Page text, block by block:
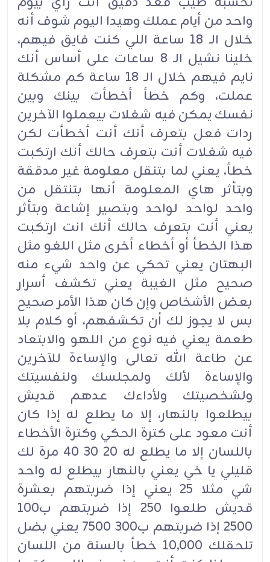
واحد من أيام عملك وهيدا اليوم شوف أنه
خلال الـ 18 ساعة اللي كنت فايق فيهم،
خلينا نشيل الـ 8 ساعات على أساس أنك
نايم فيهم خلال الـ 18 ساعة كم مشكلة
عملت، وكم خطأ أخطأت بينك وبين
نفسك يمكن فيه شغلات بيعملوا الآخرين
ردات فعل بتعرف أنك أنت أخطأت لكن
فيه شغلات أنت بتعرف حالك أنك ارتكبت
خطأ، يعني لما بتنقل معلومة غير مدققة
وبتأثر هاي المعلومة أنها بتنتقل من
واحد لواحد لواحد وبتصير إشاعة وبتأثر
يعني أنت بتعرف حالك أنك انت ارتكبت
هذا الخطأ أو أخطاء أخرى مثل اللغو مثل
البهتان يعني تحكي عن واحد شيء منه
صحيح مثل الغيبة يعني تكشف أسرار
بعض الأشخاص وإن كان هذا الأمر صحيح
بس لا يجوز لك أن تكشفهم، أو كلام بلا
طعمة يعني فيه نوع من اللهو والابتعاد
عن طاعة الله تعالى والإساءة للآخرين
والإساءة لألك ولمجلسك ولنفسيتك
ولشخصيتك ولأداءك عدهم قديش
بيطلعوا بالنهار، إلا ما يطلع له إذا كان
أنت معود على كترة الحكي وكترة الأخطاء
باللسان إلا ما يطلع له 20 30 40 مرة لك
قليلي يا خي يعني بالنهار بيطلع له واحد
شي مثلا 25 يعني إذا ضربتهم بعشرة
قديش طلعوا 250 إذا ضربتهم ب100
2500 إذا ضربتهم ب300 7500 يعني بضل
تلحقلك 10,000 خطأ بالسنة من اللسان